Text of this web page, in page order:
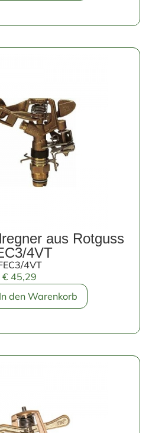
aus Rotguss
4VT
4VT
€ 45,29
In den Warenkorb